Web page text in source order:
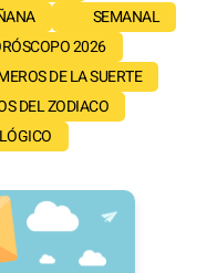
SEMANAL
2026
DE LA SUERTE
DEL ZODIACO